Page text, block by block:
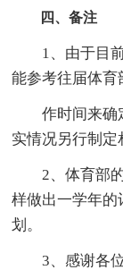
四、备注
1、由于目前
能参考往届体育
作时间来确定
实情况另行制定
2、体育部的
样做出一学年
划。
3、感谢各位